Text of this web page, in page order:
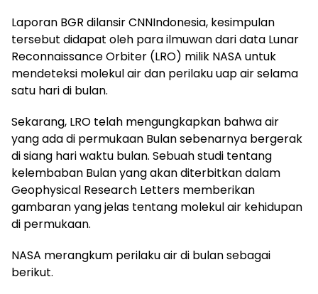
Laporan BGR dilansir CNNIndonesia, kesimpulan
tersebut didapat oleh para ilmuwan dari data Lunar
Reconnaissance Orbiter (LRO) milik NASA untuk
mendeteksi molekul air dan perilaku uap air selama
satu hari di bulan.
Sekarang, LRO telah mengungkapkan bahwa air
yang ada di permukaan Bulan sebenarnya bergerak
di siang hari waktu bulan. Sebuah studi tentang
kelembaban Bulan yang akan diterbitkan dalam
Geophysical Research Letters memberikan
gambaran yang jelas tentang molekul air kehidupan
di permukaan.
NASA merangkum perilaku air di bulan sebagai
berikut.